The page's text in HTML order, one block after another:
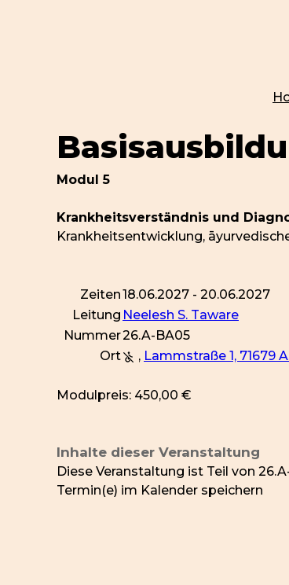
Modul 5
Krankheitsverständnis und
Krankheitsentwicklung,
Zeiten18.06.2027 - 20.06.2027
Leitung Neelesh S. Taware
Nummer26.A-BA05
Ort
, Lammstraße 1, 71679
Modulpreis: 450,00 €
Inhalte dieser Veranstaltung
Diese Veranstaltung ist Teil von
Termin(e) im Kalender speichern